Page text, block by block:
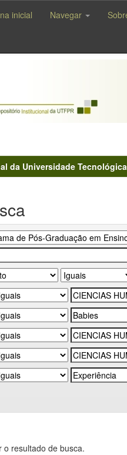
inicial Navegar
da Universidade
o resultado de busca.